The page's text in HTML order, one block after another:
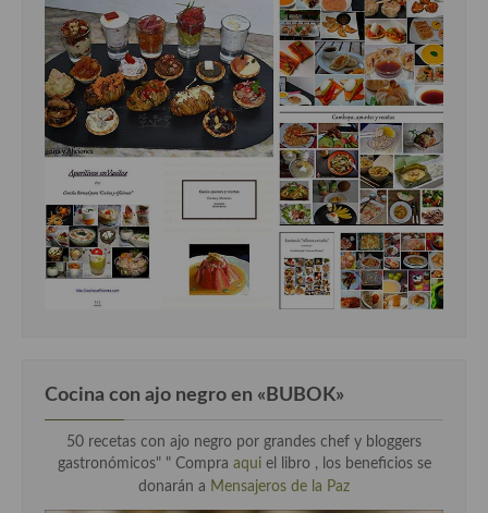
Cocina con ajo negro en «BUBOK»
50 recetas con ajo negro por grandes chef y bloggers
gastronómicos" " Compra aqui el libro , los beneficios se
donarán a Mensajeros de la Paz